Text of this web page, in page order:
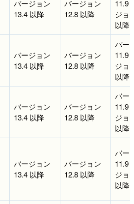
バージョン
13.4 以降
バージョン
12.8 以降
11.9
ジョ
以降
バージョン
13.4 以降
バージョン
12.8 以降
バー
11.9
ジョ
以降
バージョン
13.4 以降
バージョン
12.8 以降
バー
11.9
ジョ
以降
バージョン
13.4 以降
バージョン
12.8 以降
バー
11.9
ジョ
以降